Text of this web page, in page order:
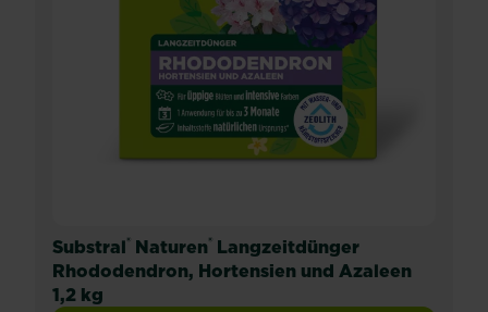
Substral® Naturen® Langzeitdünger
Rhododendron, Hortensien und Azaleen
1,2 kg